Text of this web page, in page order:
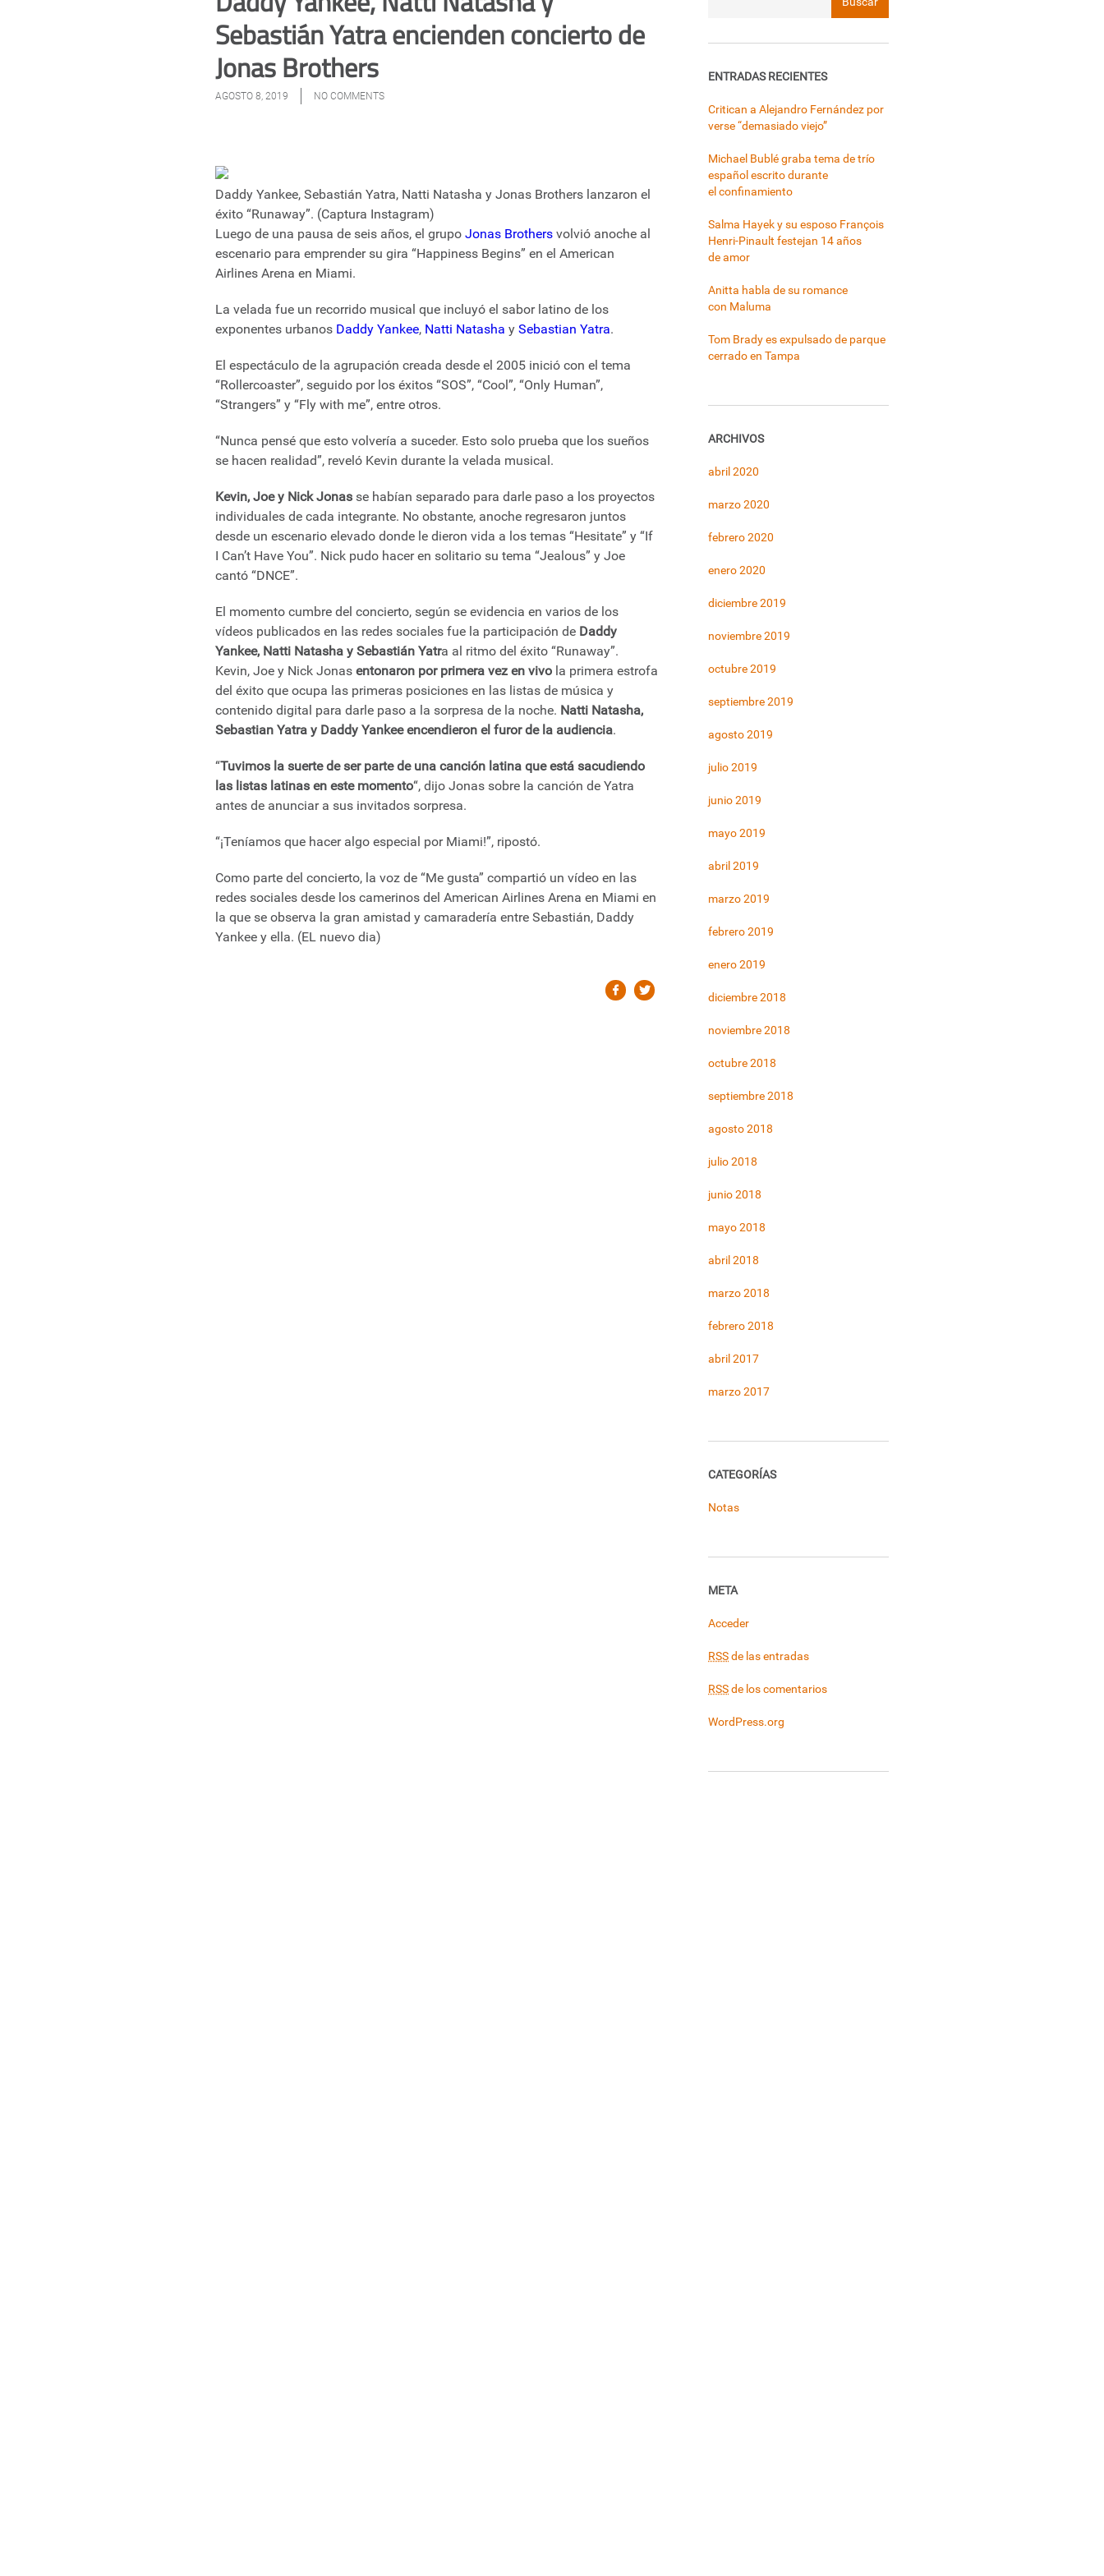
Sebastián Yatra encienden concierto de
Jonas Brothers
AGOSTO 8, 2019 NO COMMENTS
Daddy Yankee, Sebastián Yatra, Natti Natasha y Jonas Brothers lanzaron el
éxito “Runaway”. (Captura Instagram)
Luego de una pausa de seis años, el grupo Jonas Brothers volvió anoche al
escenario para emprender su gira “Happiness Begins” en el American
Airlines Arena en Miami.
La velada fue un recorrido musical que incluyó el sabor latino de los
exponentes urbanos Daddy Yankee, Natti Natasha y Sebastian Yatra.
El espectáculo de la agrupación creada desde el 2005 inició con el tema
“Rollercoaster”, seguido por los éxitos “SOS”, “Cool”, “Only Human”,
“Strangers” y “Fly with me”, entre otros.
“Nunca pensé que esto volvería a suceder. Esto solo prueba que los sueños
se hacen realidad”, reveló Kevin durante la velada musical.
Kevin, Joe y Nick Jonas se habían separado para darle paso a los proyectos
individuales de cada integrante. No obstante, anoche regresaron juntos
desde un escenario elevado donde le dieron vida a los temas “Hesitate” y “If
I Can’t Have You”. Nick pudo hacer en solitario su tema “Jealous” y Joe
cantó “DNCE”.
El momento cumbre del concierto, según se evidencia en varios de los
vídeos publicados en las redes sociales fue la participación de Daddy
Yankee, Natti Natasha y Sebastián Yatra al ritmo del éxito “Runaway”.
Kevin, Joe y Nick Jonas entonaron por primera vez en vivo la primera estrofa
del éxito que ocupa las primeras posiciones en las listas de música y
contenido digital para darle paso a la sorpresa de la noche. Natti Natasha,
Sebastian Yatra y Daddy Yankee encendieron el furor de la audiencia.
“Tuvimos la suerte de ser parte de una canción latina que está sacudiendo
las listas latinas en este momento“, dijo Jonas sobre la canción de Yatra
antes de anunciar a sus invitados sorpresa.
“¡Teníamos que hacer algo especial por Miami!”, ripostó.
Como parte del concierto, la voz de “Me gusta” compartió un vídeo en las
redes sociales desde los camerinos del American Airlines Arena en Miami en
la que se observa la gran amistad y camaradería entre Sebastián, Daddy
Yankee y ella. (EL nuevo dia)
ENTRADAS RECIENTES
Critican a Alejandro Fernández por
verse “demasiado viejo”
Michael Bublé graba tema de trío
español escrito durante
el confinamiento
Salma Hayek y su esposo François
Henri-Pinault festejan 14 años
de amor
Anitta habla de su romance
con Maluma
Tom Brady es expulsado de parque
cerrado en Tampa
ARCHIVOS
abril 2020
marzo 2020
febrero 2020
enero 2020
diciembre 2019
noviembre 2019
octubre 2019
septiembre 2019
agosto 2019
julio 2019
junio 2019
mayo 2019
abril 2019
marzo 2019
febrero 2019
enero 2019
diciembre 2018
noviembre 2018
octubre 2018
septiembre 2018
agosto 2018
julio 2018
junio 2018
mayo 2018
abril 2018
marzo 2018
febrero 2018
abril 2017
marzo 2017
CATEGORÍAS
Notas
META
Acceder
RSSde las entradas
RSSde los comentarios
WordPress.org